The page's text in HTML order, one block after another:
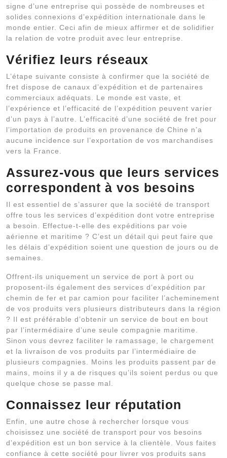
signe d’une entreprise qui possède de nombreuses et
solides connexions d’expédition internationale dans le
monde entier. Ceci afin de mieux affirmer et de solidifier
la relation de votre produit avec leur entreprise.
Vérifiez leurs réseaux
L’étape suivante consiste à confirmer que la société de
fret dispose de canaux d’expédition et de partenaires
commerciaux adéquats. Le monde est vaste, et
l’expérience et l’efficacité de l’expédition peuvent varier
d’un pays à l’autre. L’efficacité d’une société de fret pour
l’importation de produits en provenance de Chine n’a
aucune incidence sur l’exportation de vos marchandises
vers la France.
Assurez-vous que leurs services
correspondent à vos besoins
Il est essentiel de s’assurer que la société de transport
offre tous les services d’expédition dont votre entreprise
a besoin. Effectue-t-elle des expéditions par voie
aérienne et maritime ? C’est un détail qui peut faire que
les délais d’expédition soient une question de jours ou de
semaines.
Offrent-ils uniquement un service de port à port ou
proposent-ils également des services d’expédition par
chemin de fer et par camion pour faciliter l’acheminement
de vos produits vers plusieurs distributeurs dans la région
? Il est préférable d’obtenir un service de bout en bout
par l’intermédiaire d’une seule compagnie maritime.
Sinon vous devrez faciliter le ramassage, le chargement
et la livraison de vos produits par l’intermédiaire de
plusieurs compagnies. Moins les produits passent par de
mains, moins il y a de risques qu’ils soient perdus ou que
quelque chose se passe mal.
Connaissez leur réputation
Enfin, une autre chose à rechercher lorsque vous
choisissez une société de transport pour vos besoins
d’expédition est un bon service à la clientèle. Vous faites
confiance à cette société pour livrer vos produits sans